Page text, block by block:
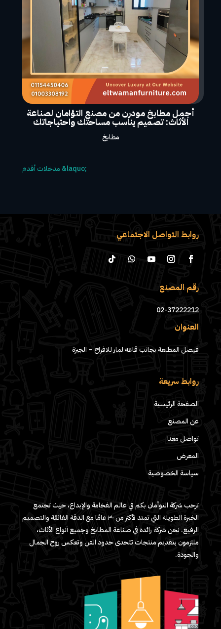
أجمل مطابخ مودرن من مصنع التؤامان لصناعة
الأثاث: تصميم يناسب مساحتك واحتياجاتك
مطابخ
روابط التواصل الاجتماعي
رقم المصنع
02-37222212
العنوان
فيصل المطبعة بجانب قاعه لمار للافراح – الجيزة
روابط سريعة
الصفحة الرئيسية
عن المصنع
تواصل معنا
المعرض
سياسة الخصوصية
ترحب شركة التوأمان بكم في عالم الفخامة والإبداع، حيث تجتمع
الخبرة الطويلة التي تمتد لأكثر من ٣٠ عامًا مع الدقة الفائقة والتصميم
الرفيع. نحن شركة رائدة في صناعة المطابخ وجميع أنواع الأثاث،
ملتزمون بتقديم منتجات تتحدى حدود الفن وتعكس روح الجمال
والجودة.